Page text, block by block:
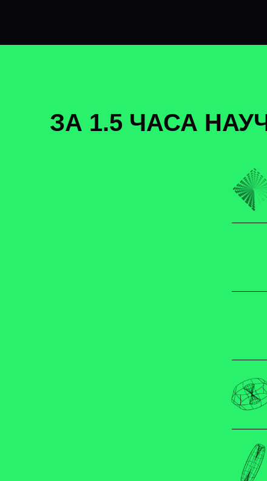
ЗА 1.5 ЧАСА